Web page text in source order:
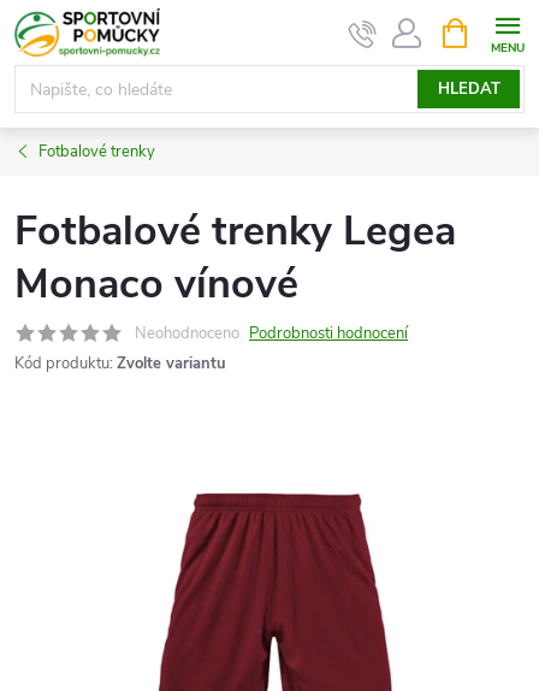
Přejít
na
obsah
HLEDAT
NÁKUPNÍ
KOŠÍK
Fotbalové trenky
Fotbalové trenky Legea
Monaco vínové
Neohodnoceno Podrobnosti hodnocení
Kód produktu: Zvolte variantu